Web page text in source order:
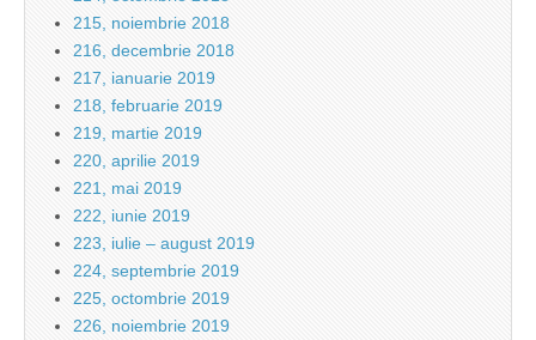
215, noiembrie 2018
216, decembrie 2018
217, ianuarie 2019
218, februarie 2019
219, martie 2019
220, aprilie 2019
221, mai 2019
222, iunie 2019
223, iulie – august 2019
224, septembrie 2019
225, octombrie 2019
226, noiembrie 2019